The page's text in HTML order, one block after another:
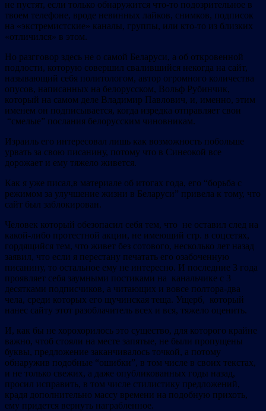
не пустят, если только обнаружится что-то подозрительное в
твоем телефоне, вроде невинных лайков, снимков, подписок
на «экстремистские» каналы, группы, или кто-то из близких
«отличился» в этом.
Но разгговор здесь не о самой Беларуси, а об откровенной
подлости, которую совершил свалившийся некогда на сайт,
называющий себя политологом, автор огромного количества
опусов, написанных на белорусском, Вольф Рубинчик,
который на самом деле Владимир Павлович, и, именно, этим
именем он подписывается, когда изредка отправляет свои
“смелые” послания белорусским чиновникам.
Израиль его интересовал лишь как возможность побольше
урвать за свою писанину, потому что в Синеокой все
дорожает и ему тяжело живется.
Как я уже писал,в материале об итогах года, его “борьба с
режимом за улучшение жизни в Беларуси” привела к тому, что
сайт был заблокирован.
Человек который обезопасил себя тем, что не оставил след на
какой-либо протестной акции, не имеющий стр. в соцсетях,
гордящийся тем, что живет без сотового, несколько лет назад
заявил, что если я перестану печатать его озабоченную
писанину, то остальное ему не интересно. И последние 3 года
проявляет себя заумными постиками на канальчике с 3
десятками подписчиков, а читающих и вовсе полтора-два
чела, среди которых его щучинская теща. Ущерб, который
нанес сайту этот разоблачитель всех и вся, тяжело оценить.
И, как бы не хорохорилось это существо, для которого крайне
важно, чтоб стояли на месте запятые, не были пропущены
буквы, предложение заканчивалось точкой, а потому
обнаружив подобные “ошибки”, в том числе в своих текстах,
и не только свежих, а даже опубликованных годы назад,
просил исправить, в том числе стилистику предложений,
крадя дополнительно массу времени на подобную прихоть,
ему придется вернуть награбленное.